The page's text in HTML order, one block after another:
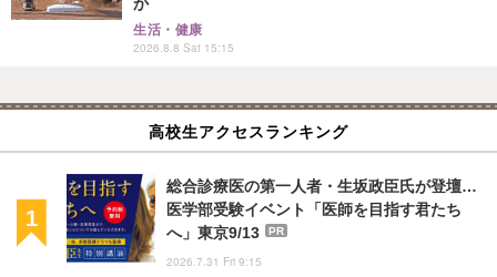
か
生活・健康
2026.8.8 Sat 15:15
高校生アクセスランキング
総合診療医の第一人者・生坂政臣氏が登壇…
医学部受験イベント「医師を目指す君たち
へ」東京9/13
PR
2026.7.31 Fri 9:15